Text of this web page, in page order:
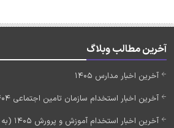
آخرین مطالب وبلاگ
آخرین اخبار مدارس 1405
آخرین اخبار استخدام سازمان تامین اجتماعی 1404 (به زودی)
آخرین اخبار استخدام آموزش و پرورش 1405 (به زودی)